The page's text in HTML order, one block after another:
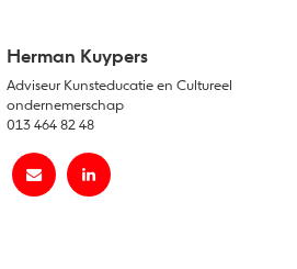
Herman Kuypers
Adviseur Kunsteducatie en Cultureel
ondernemerschap
013 464 82 48